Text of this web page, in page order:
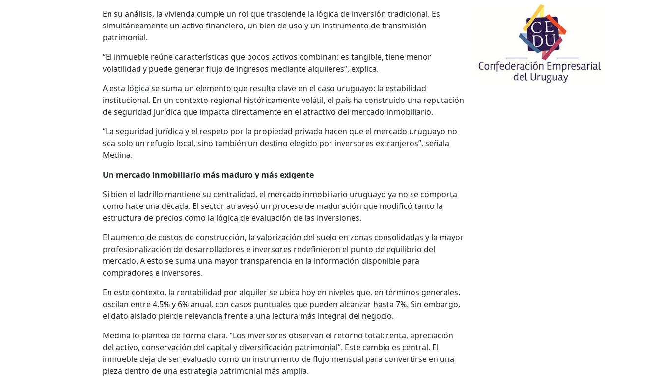
En su análisis, la vivienda cumple un rol que trasciende la lógica de inversión tradicional. Es
simultáneamente un activo financiero, un bien de uso y un instrumento de transmisión
patrimonial.
“El inmueble reúne características que pocos activos combinan: es tangible, tiene menor
volatilidad y puede generar flujo de ingresos mediante alquileres”, explica.
A esta lógica se suma un elemento que resulta clave en el caso uruguayo: la estabilidad
institucional. En un contexto regional históricamente volátil, el país ha construido una reputación
de seguridad jurídica que impacta directamente en el atractivo del mercado inmobiliario.
“La seguridad jurídica y el respeto por la propiedad privada hacen que el mercado uruguayo no
sea solo un refugio local, sino también un destino elegido por inversores extranjeros”, señala
Medina.
Un mercado inmobiliario más maduro y más exigente
Si bien el ladrillo mantiene su centralidad, el mercado inmobiliario uruguayo ya no se comporta
como hace una década. El sector atravesó un proceso de maduración que modificó tanto la
estructura de precios como la lógica de evaluación de las inversiones.
El aumento de costos de construcción, la valorización del suelo en zonas consolidadas y la mayor
profesionalización de desarrolladores e inversores redefinieron el punto de equilibrio del
mercado. A esto se suma una mayor transparencia en la información disponible para
compradores e inversores.
En este contexto, la rentabilidad por alquiler se ubica hoy en niveles que, en términos generales,
oscilan entre 4.5% y 6% anual, con casos puntuales que pueden alcanzar hasta 7%. Sin embargo,
el dato aislado pierde relevancia frente a una lectura más integral del negocio.
Medina lo plantea de forma clara. “Los inversores observan el retorno total: renta, apreciación
del activo, conservación del capital y diversificación patrimonial”. Este cambio es central. El
inmueble deja de ser evaluado como un instrumento de flujo mensual para convertirse en una
pieza dentro de una estrategia patrimonial más amplia.